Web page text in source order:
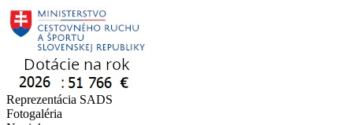
Reprezentácia SADS
Fotogaléria